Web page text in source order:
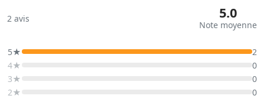
2 avis 5.0
Note moyenne
5★
2
4★
0
3★
0
2★
0